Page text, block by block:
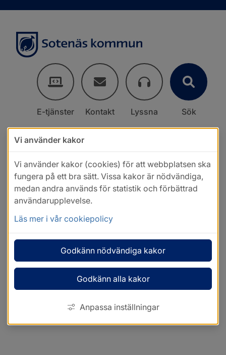
E-tjänster Kontakt Lyssna Sök
Vi använder kakor
Vi använder kakor (cookies) för att webbplatsen ska
fungera på ett bra sätt. Vissa kakor är nödvändiga,
medan andra används för statistik och förbättrad
användarupplevelse.
Läs mer i vår cookiepolicy
Godkänn nödvändiga kakor
Godkänn alla kakor
Anpassa inställningar